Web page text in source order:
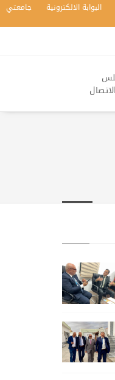
البوابة الالكترونية جامعتي